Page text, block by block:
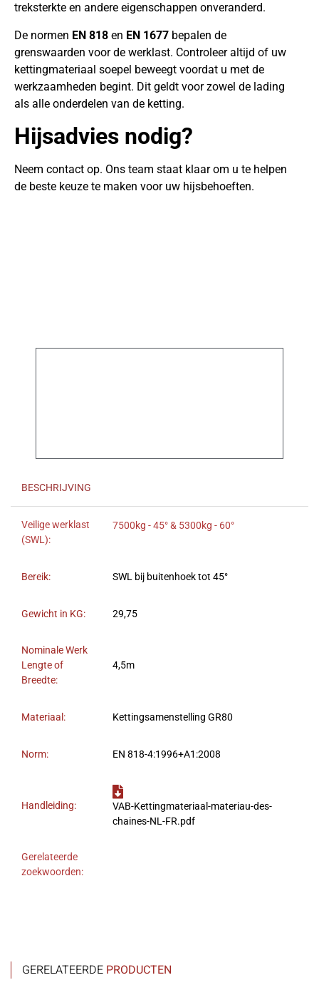
treksterkte en andere eigenschappen onveranderd.
De normen EN 818 en EN 1677 bepalen de
grenswaarden voor de werklast. Controleer altijd of uw
kettingmateriaal soepel beweegt voordat u met de
werkzaamheden begint. Dit geldt voor zowel de lading
als alle onderdelen van de ketting.
Hijsadvies nodig?
Neem contact op. Ons team staat klaar om u te helpen
de beste keuze te maken voor uw hijsbehoeften.
BESCHRIJVING
Veilige werklast
(SWL):
7500kg - 45° & 5300kg - 60°
Bereik: SWL bij buitenhoek tot 45°
Gewicht in KG: 29,75
Nominale Werk
Lengte of
Breedte:
4,5m
Materiaal: Kettingsamenstelling GR80
Norm: EN 818-4:1996+A1:2008
Handleiding:
VAB-Kettingmateriaal-materiau-des-
chaines-NL-FR.pdf
Gerelateerde
zoekwoorden:
GERELATEERDE PRODUCTEN